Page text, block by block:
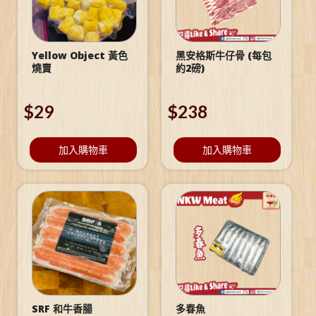
Yellow Object 黃色
燒賣
$29
加入購物車
黑安格斯牛仔骨 (每包
約2磅)
$238
加入購物車
SRF 和牛香腸 多春魚